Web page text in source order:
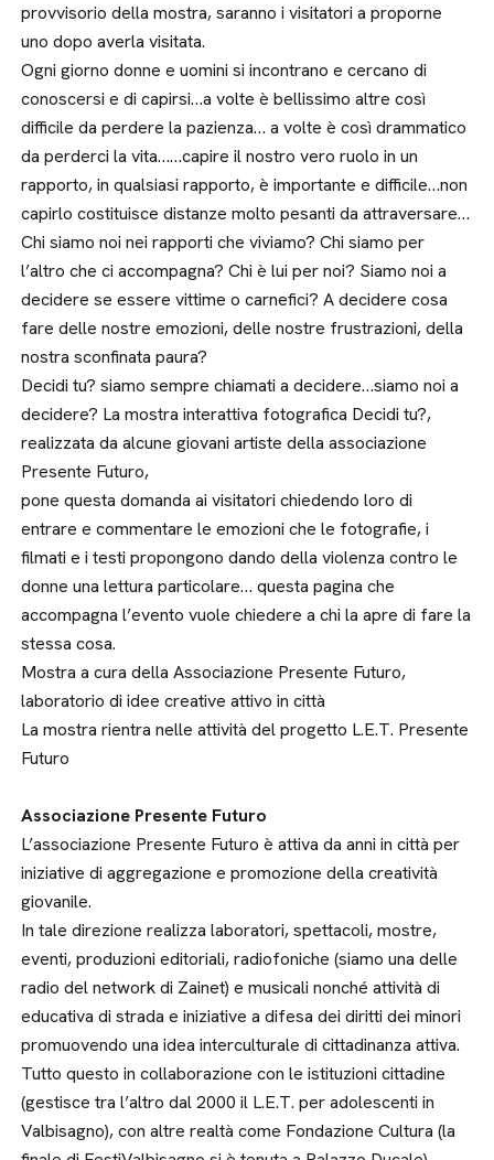
provvisorio della mostra, saranno i visitatori a proporne
uno dopo averla visitata.
Ogni giorno donne e uomini si incontrano e cercano di
conoscersi e di capirsi…a volte è bellissimo altre così
difficile da perdere la pazienza… a volte è così drammatico
da perderci la vita……capire il nostro vero ruolo in un
rapporto, in qualsiasi rapporto, è importante e difficile…non
capirlo costituisce distanze molto pesanti da attraversare…
Chi siamo noi nei rapporti che viviamo? Chi siamo per
l’altro che ci accompagna? Chi è lui per noi? Siamo noi a
decidere se essere vittime o carnefici? A decidere cosa
fare delle nostre emozioni, delle nostre frustrazioni, della
nostra sconfinata paura?
Decidi tu? siamo sempre chiamati a decidere…siamo noi a
decidere? La mostra interattiva fotografica Decidi tu?,
realizzata da alcune giovani artiste della associazione
Presente Futuro,
pone questa domanda ai visitatori chiedendo loro di
entrare e commentare le emozioni che le fotografie, i
filmati e i testi propongono dando della violenza contro le
donne una lettura particolare… questa pagina che
accompagna l’evento vuole chiedere a chi la apre di fare la
stessa cosa.
Mostra a cura della Associazione Presente Futuro,
laboratorio di idee creative attivo in città
La mostra rientra nelle attività del progetto L.E.T. Presente
Futuro
Associazione Presente Futuro
L’associazione Presente Futuro è attiva da anni in città per
iniziative di aggregazione e promozione della creatività
giovanile.
In tale direzione realizza laboratori, spettacoli, mostre,
eventi, produzioni editoriali, radiofoniche (siamo una delle
radio del network di Zainet) e musicali nonché attività di
educativa di strada e iniziative a difesa dei diritti dei minori
promuovendo una idea interculturale di cittadinanza attiva.
Tutto questo in collaborazione con le istituzioni cittadine
(gestisce tra l’altro dal 2000 il L.E.T. per adolescenti in
Valbisagno), con altre realtà come Fondazione Cultura (la